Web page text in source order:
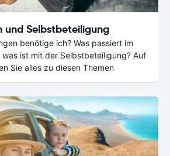
und Selbstbeteiligung
benötige ich? Was passiert im
was ist mit der Selbstbeteiligung? Auf
Sie alles zu diesen Themen